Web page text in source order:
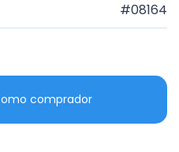
#08164
comprador